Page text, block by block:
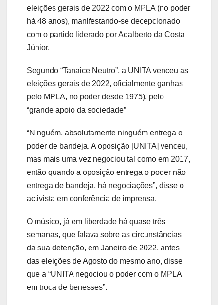
eleições gerais de 2022 com o MPLA (no poder
há 48 anos), manifestando-se decepcionado
com o partido liderado por Adalberto da Costa
Júnior.
Segundo “Tanaice Neutro”, a UNITA venceu as
eleições gerais de 2022, oficialmente ganhas
pelo MPLA, no poder desde 1975), pelo
“grande apoio da sociedade”.
“Ninguém, absolutamente ninguém entrega o
poder de bandeja. A oposição [UNITA] venceu,
mas mais uma vez negociou tal como em 2017,
então quando a oposição entrega o poder não
entrega de bandeja, há negociações”, disse o
activista em conferência de imprensa.
O músico, já em liberdade há quase três
semanas, que falava sobre as circunstâncias
da sua detenção, em Janeiro de 2022, antes
das eleições de Agosto do mesmo ano, disse
que a “UNITA negociou o poder com o MPLA
em troca de benesses”.